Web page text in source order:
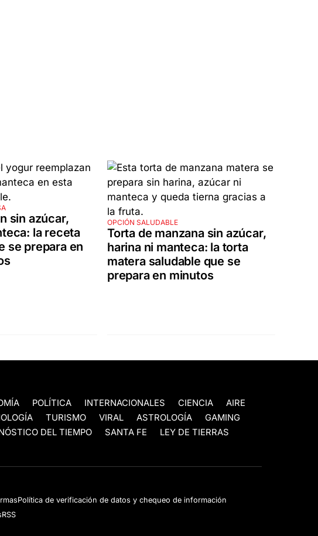
sin azúcar,
la receta
se prepara en
OPCIÓN SALUDABLE
Torta de manzana sin azúcar,
harina ni manteca: la torta
matera saludable que se
prepara en minutos
POLÍTICA INTERNACIONALES CIENCIA
AIRE
TURISMO VIRAL ASTROLOGÍA
GAMING
DEL TIEMPO SANTA FE
LEY DE TIERRAS
Política de verificación de datos y chequeo de información
RSS